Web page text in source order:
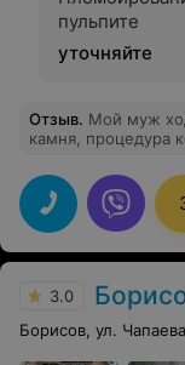
пульпите
уточняйте
Отзыв. Мой муж
камня, процедура
Приятная
3.0
Борисов, ул.